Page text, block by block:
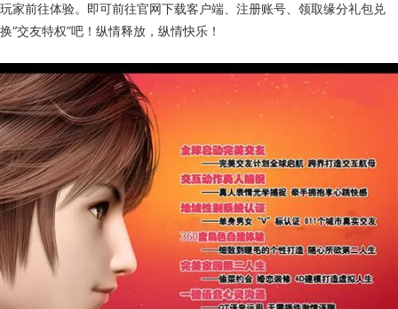
玩家前往体验。即可前往官网下载客户端、注册账号、领取缘分礼包兑
换“交友特权”吧！纵情释放，纵情快乐！